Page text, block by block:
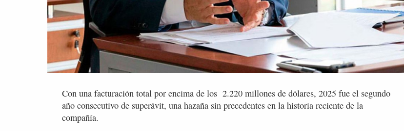
Con una facturación total por encima de los 2.220 millones de dólares, 2025 fue el segundo
año consecutivo de superávit, una hazaña sin precedentes en la historia reciente de la
compañía.